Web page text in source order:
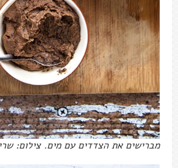
מברישים את הצדדים עם מים. צילום: